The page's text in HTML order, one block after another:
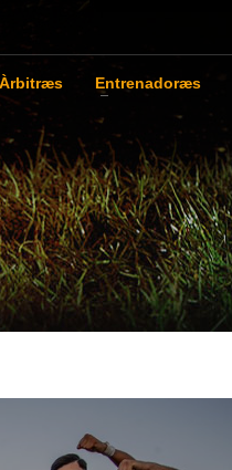
Àrbitræs Entrenadoræs